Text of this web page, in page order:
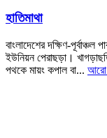
হাতিমাথা
বাংলাদেশের দক্ষিণ-পূর্বাঞ্চল
ইউনিয়ন পেরাছড়া।
পথকে মায়ং কপাল বা...